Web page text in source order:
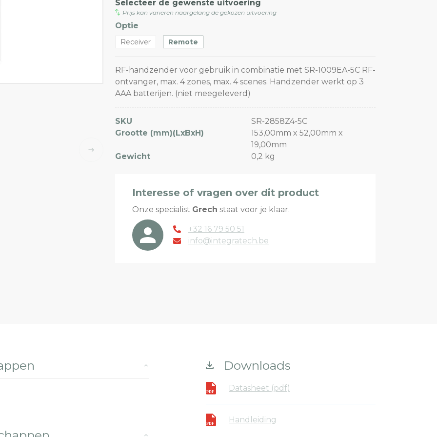
Selecteer de gewenste uitvoering
Prijs kan variëren naargelang de gekozen uitvoering
Optie
Receiver Remote
RF-handzender voor gebruik in combinatie met SR-1009EA-5C RF-
ontvanger, max. 4 zones, max. 4 scenes. Handzender werkt op 3
AAA batterijen. (niet meegeleverd)
SKU
SR-2858Z4-5C
Grootte (mm)(LxBxH)
153,00mm x 52,00mm x
19,00mm
Gewicht
0,2 kg
Interesse of vragen over dit product
Onze specialist Grech staat voor je klaar.
+32 16 79 50 51
info@integratech.be
Downloads
Datasheet (pdf)
Handleiding